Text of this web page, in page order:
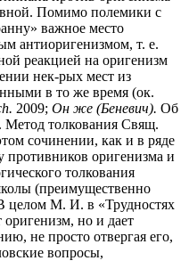
Помимо полемики с
важное место
антиоригенизмом, т. е.
реакцией на оригенизм
нек-рых мест из
в то же время (ок.
2009; Он же (Беневич). Об
толкования Свящ.
сочинении, как и в ряде
противников оригенизма и
толкования
(преимущественно
целом М. И. в «Трудностях
оригенизм, но и дает
не просто отвергая его,
вопросы,